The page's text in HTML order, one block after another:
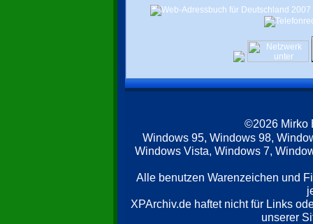
©2026 Mirko
Windows 95, Windows 98,
Windows Vista, Windows 7,
Alle benutzen Warenzeichen und
XPArchiv.de haftet nicht für Links
unserer